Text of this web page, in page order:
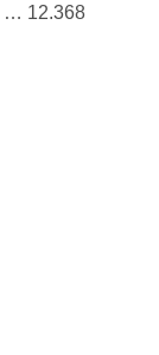
… 12.368